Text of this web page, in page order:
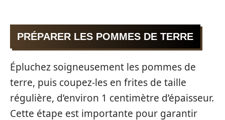
PRÉPARER LES POMMES DE TERRE
Épluchez soigneusement les pommes de
terre, puis coupez-les en frites de taille
régulière, d’environ 1 centimètre d’épaisseur.
Cette étape est importante pour garantir